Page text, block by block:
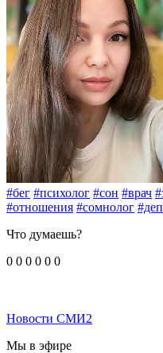
#бег #психолог #сон #врач
#отношения #сомнолог
Что думаешь?
0 0 0 0 0 0
Новости СМИ2
Мы в эфире